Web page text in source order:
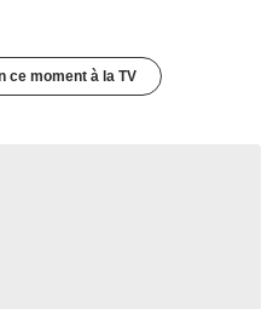
ce moment à la TV